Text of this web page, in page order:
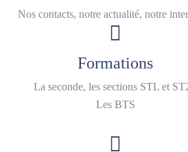
Nos contacts, notre actualité, notre
Formations
La seconde, les sections STL et
Les BTS